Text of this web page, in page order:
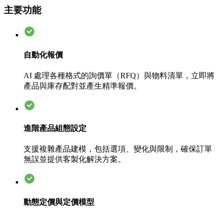
主要功能
自動化報價
AI 處理各種格式的詢價單（RFQ）與物料清單，立即將
產品與庫存配對並產生精準報價。
進階產品組態設定
支援複雜產品建模，包括選項、變化與限制，確保訂單
無誤並提供客製化解決方案。
動態定價與定價模型